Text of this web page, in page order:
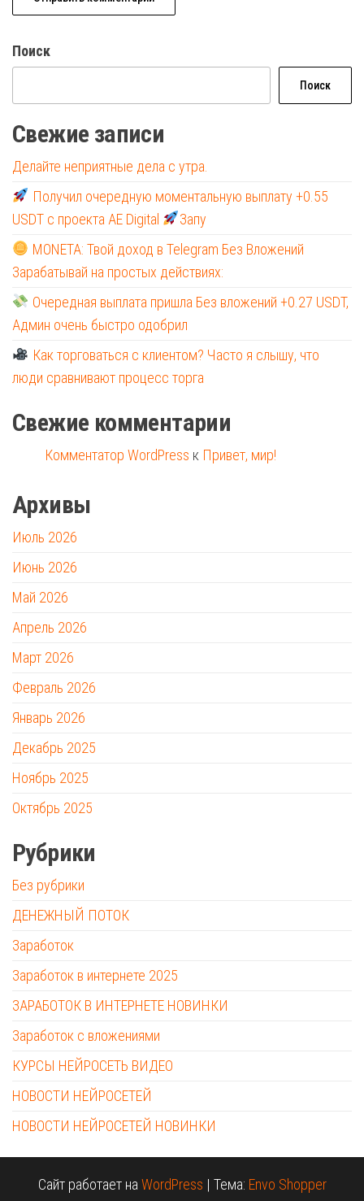
Поиск
Поиск
Свежие записи
Делайте неприятные дела с утра.
Получил очередную моментальную выплату +0.55
USDT с проекта AE Digital
Запу
MONETA: Твой доход в Telegram Без Вложений
Зарабатывай на простых действиях:
Очередная выплата пришла Без вложений +0.27 USDT,
Админ очень быстро одобрил
Как торговаться с клиентом? Часто я слышу, что
люди сравнивают процесс торга
Свежие комментарии
Комментатор WordPress к Привет, мир!
Архивы
Июль 2026
Июнь 2026
Май 2026
Апрель 2026
Март 2026
Февраль 2026
Январь 2026
Декабрь 2025
Ноябрь 2025
Октябрь 2025
Рубрики
Без рубрики
ДЕНЕЖНЫЙ ПОТОК
Заработок
Заработок в интернете 2025
ЗАРАБОТОК В ИНТЕРНЕТЕ НОВИНКИ
Заработок с вложениями
КУРСЫ НЕЙРОСЕТЬ ВИДЕО
НОВОСТИ НЕЙРОСЕТЕЙ
НОВОСТИ НЕЙРОСЕТЕЙ НОВИНКИ
Сайт работает на WordPress | Тема: Envo Shopper